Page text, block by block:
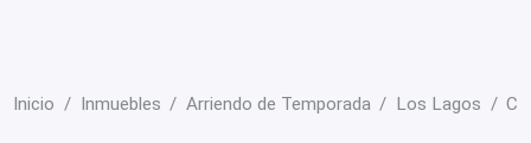
Inicio Inmuebles Arriendo de Temporada Los Lagos